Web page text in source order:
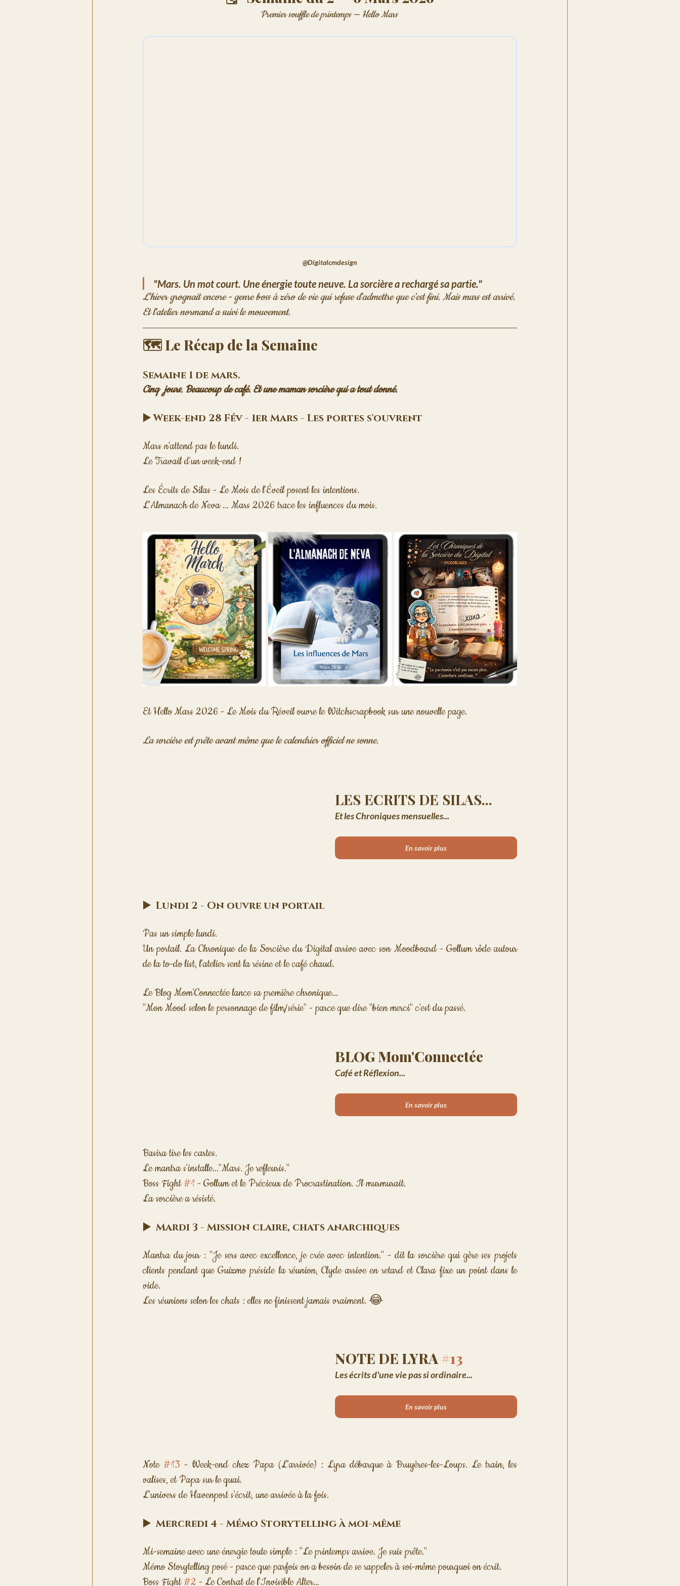
Premier souffle de printemps — Hello Mars
@Digitalcmdesign
"Mars. Un mot court. Une énergie toute neuve. La sorcière a rechargé sa partie."
Et l'atelier normand a suivi le mouvement.
🗺️ Le Récap de la Semaine
Semaine 1 de mars.
Cinq  jours. Beaucoup de café. Et une maman sorcière qui a tout donné.
▶️ Week-end 28 Fév - 1er Mars - Les portes s'ouvrent
Mars n'attend pas le lundi.
Le Travail d'un week-end !
Les Écrits de Silas - Le Mois de l'Éveil posent les intentions.
L'Almanach de Neva ... Mars 2026 trace les influences du mois.
Et Hello Mars 2026 - Le Mois du Réveil ouvre le Witchscrapbook sur une nouvelle page.
La sorcière est prête avant même que le calendrier officiel ne sonne.
LES ECRITS DE SILAS...
Et les Chroniques mensuelles...
En savoir plus
▶️  Lundi 2 - On ouvre un portail
Pas un simple lundi.
Un portail. La Chronique de la Sorcière du Digital arrive avec son Moodboard - Gollum rôde autour
de la to-do list, l'atelier sent la résine et le café chaud.
Le Blog Mom'Connectée lance sa première chronique...
"Mon Mood selon le personnage de film/série" - parce que dire "bien merci" c'est du passé.
BLOG Mom'Connectée
Café et Réflexion...
En savoir plus
Basira tire les cartes.
Le mantra s'installe..."Mars. Je refleuris."
Boss Fight #1 - Gollum et le Précieux de Procrastination. Il murmurait.
La sorcière a résisté.
▶️  Mardi 3 - Mission claire, chats anarchiques
Mantra du jour : "Je sers avec excellence, je crée avec intention." - dit la sorcière qui gère ses projets
clients pendant que Guizmo préside la réunion, Clyde arrive en retard et Clara fixe un point dans le
vide.
Les réunions selon les chats : elles ne finissent jamais vraiment. 😂
NOTE DE LYRA #13
Les écrits d'une vie pas si ordinaire...
En savoir plus
Note #13 - Week-end chez Papa (L'arrivée) : Lyra débarque à Bruyères-les-Loups. Le train, les
valises, et Papa sur le quai.
L'univers de Havenport s'écrit, une arrivée à la fois.
▶️  Mercredi 4 - Mémo Storytelling à moi-même
Mi-semaine avec une énergie toute simple : "Le printemps arrive. Je suis prête."
Mémo Storytelling posé - parce que parfois on a besoin de se rappeler à soi-même pourquoi on écrit.
Boss Fight #2 - Le Contrat de l'Invisible Alter…